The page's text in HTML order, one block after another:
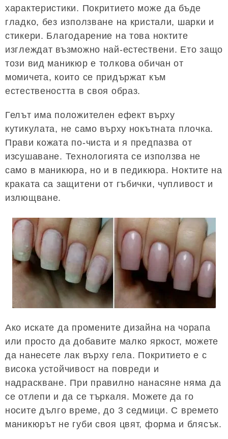
характеристики. Покритието може да бъде
гладко, без използване на кристали, шарки и
стикери. Благодарение на това ноктите
изглеждат възможно най-естествени. Ето защо
този вид маникюр е толкова обичан от
момичета, които се придържат към
естествеността в своя образ.
Гелът има положителен ефект върху
кутикулата, не само върху нокътната плочка.
Прави кожата по-чиста и я предпазва от
изсушаване. Технологията се използва не
само в маникюра, но и в педикюра. Ноктите на
краката са защитени от гъбички, чупливост и
излющване.
Ако искате да промените дизайна на чорапа
или просто да добавите малко яркост, можете
да нанесете лак върху гела. Покритието е с
висока устойчивост на повреди и
надраскване. При правилно нанасяне няма да
се отлепи и да се търкаля. Можете да го
носите дълго време, до 3 седмици. С времето
маникюрът не губи своя цвят, форма и блясък.